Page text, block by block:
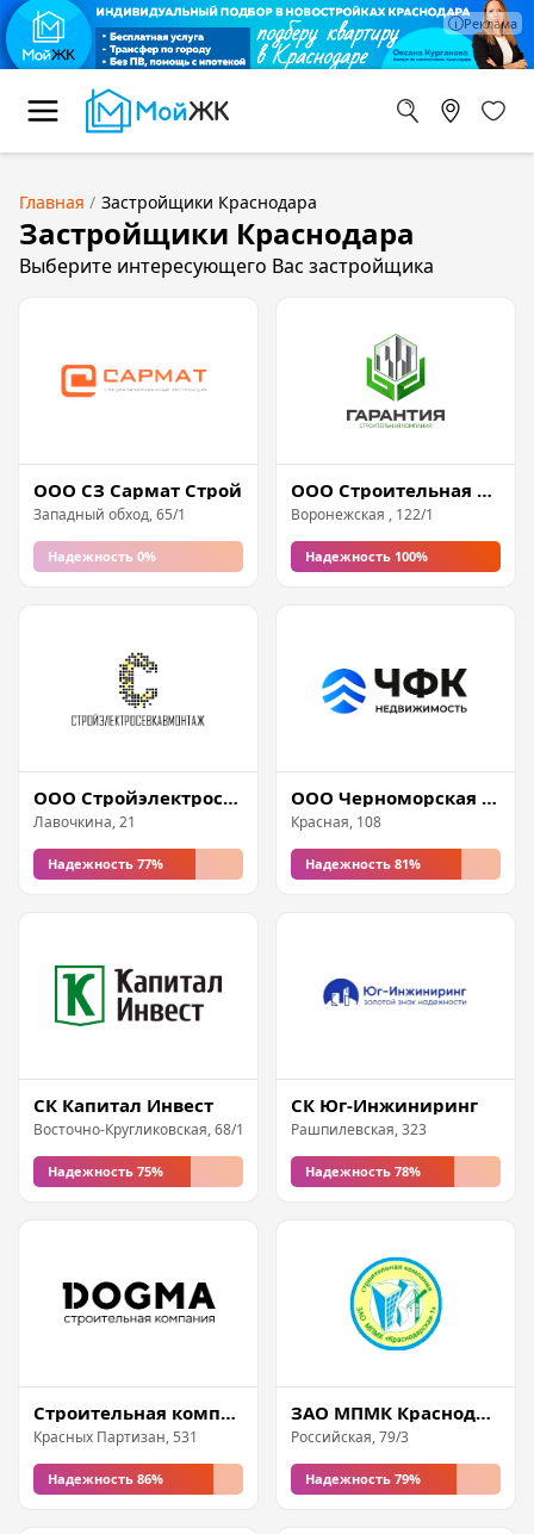
Главная Застройщики Краснодара
Застройщики Краснодара
Выберите интересующего Вас застройщика
ООО СЗ Сармат Строй
Западный обход, 65/1
Надежность 0%
ООО Строительная Компания Гарантия
Воронежская , 122/1
Надежность 100%
ООО Стройэлектросевкавмонтаж
Лавочкина, 21
Надежность 77%
ООО Черноморская финансовая компания (ЧФК)
Красная, 108
Надежность 81%
СК Капитал Инвест
Восточно-Кругликовская, 68/1
Надежность 75%
СК Юг-Инжиниринг
Рашпилевская, 323
Надежность 78%
Строительная компания DOGMA
Красных Партизан, 531
Надежность 86%
ЗАО МПМК Краснодарская-1
Российская, 79/3
Надежность 79%